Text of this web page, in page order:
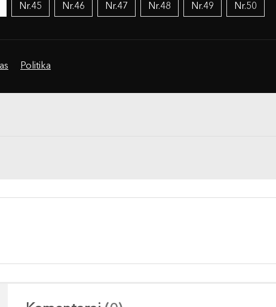
Nr.45 Nr.46 Nr.47 Nr.48 Nr.49 Nr.50
Politika